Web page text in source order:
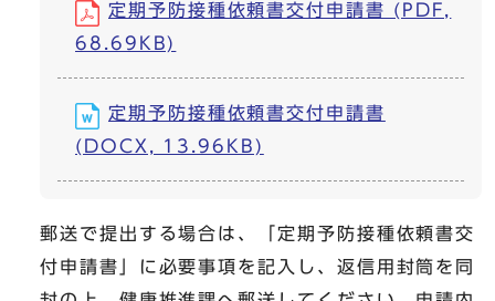
定期予防接種依頼書交付申請書 (PDF,
68.69KB)
定期予防接種依頼書交付申請書
(DOCX, 13.96KB)
郵送で提出する場合は、「定期予防接種依頼書交
付申請書」に必要事項を記入し、返信用封筒を同